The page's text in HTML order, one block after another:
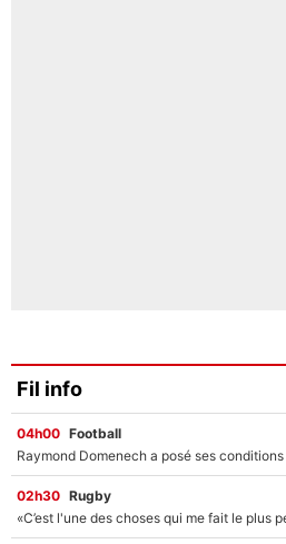
Fil info
04h00 Football
02h30 Rugby